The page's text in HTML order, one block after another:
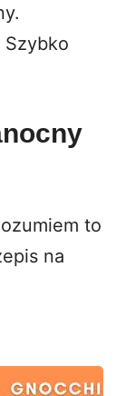
Szybko
to
na